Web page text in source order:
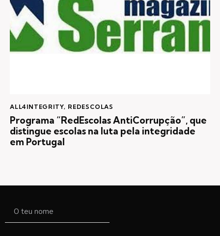
ALL4INTEGRITY, REDESCOLAS
Programa “RedEscolas AntiCorrupção”, que
distingue escolas na luta pela integridade
em Portugal